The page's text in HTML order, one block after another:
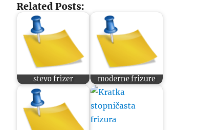
Related Posts:
stevo frizer moderne frizure